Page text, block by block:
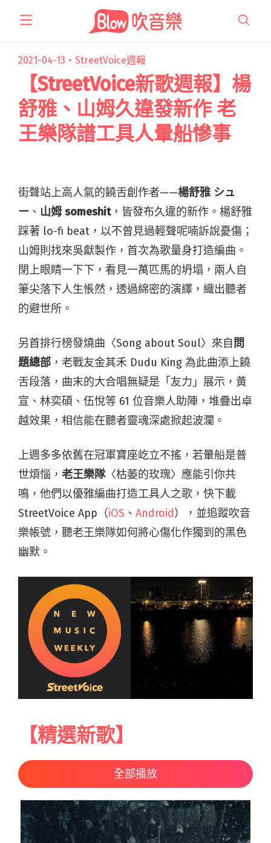
2021-04-13・ StreetVoice週報
【StreetVoice新歌週報】楊
舒雅、山姆久違發新作 老
王樂隊譜工具人暈船慘事
街聲站上高人氣的饒舌創作者——楊舒雅 シュ
ー 、 山姆 someshit，皆發布久違的新作。楊舒雅
踩著 lo-fi beat，以不曾見過輕聲呢喃訴說憂傷；
山姆則找來吳獻製作，首次為歌量身打造編曲。
閉上眼睛一下下，看見一萬匹馬的坍塌，兩人自
筆尖落下人生悵然，透過綿密的演繹，織出聽者
的避世所。
另首排行榜發燒曲〈Song about Soul〉來自 問
題總部 ，老戰友金其禾 Dudu King 為此曲添上饒
舌段落，曲末的大合唱無疑是「友力」展示，黃
宣、林奕碩、伍悅等 61 位音樂人助陣，堆疊出卓
越效果，相信能在聽者靈魂深處掀起波瀾。
上週多多依舊在冠軍寶座屹立不搖，若暈船是普
世煩惱， 老王樂隊〈枯萎的玫瑰〉應能引你共
鳴，他們以優雅編曲打造工具人之歌，快下載
StreetVoice App（iOS 、 Android），並追蹤吹音
樂帳號，聽老王樂隊如何將心傷化作獨到的黑色
幽默。
【精選新歌】
全部播放